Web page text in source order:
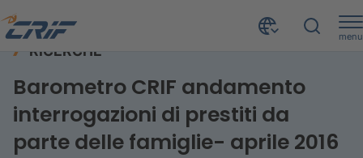
menu
Home Risorse
RICERCHE
Barometro CRIF andamento
interrogazioni di prestiti da
parte delle famiglie- aprile 2016